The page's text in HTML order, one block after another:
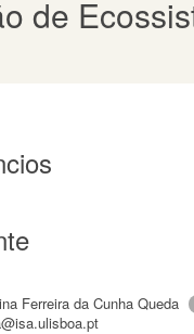
de
Ferreira da Cunha Queda